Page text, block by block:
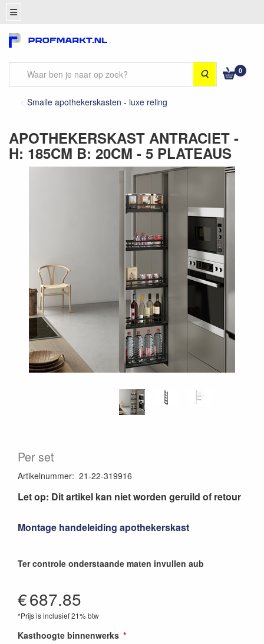
Zoeken 0
Smalle apothekerskasten - luxe reling
APOTHEKERSKAST ANTRACIET -
H: 185CM B: 20CM - 5 PLATEAUS
Per set
Artikelnummer: 21-22-319916
Let op: Dit artikel kan niet worden geruild of retour
Montage handeleiding apothekerskast
Ter controle onderstaande maten invullen aub
€687.85
*Prijs is inclusief 21% btw
Kasthoogte binnenwerks